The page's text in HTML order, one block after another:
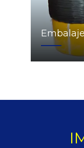
Embalaje